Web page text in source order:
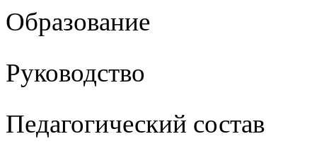
Образование
Руководство
Педагогический состав